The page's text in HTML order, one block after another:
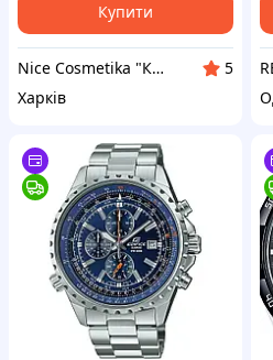
Купити
Nice Cosmetika "Косметика. Парфуми. Окуляри"
5
Харків